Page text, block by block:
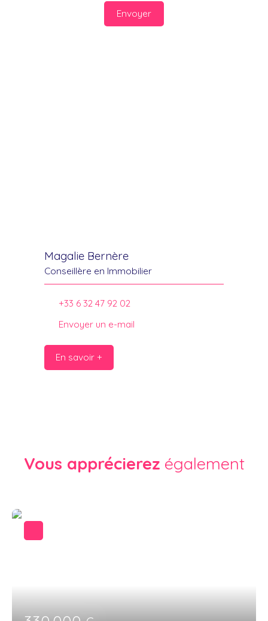
Envoyer
Magalie Bernère
Conseillère en Immobilier
+33 6 32 47 92 02
Envoyer un e-mail
En savoir +
Vous apprécierez également